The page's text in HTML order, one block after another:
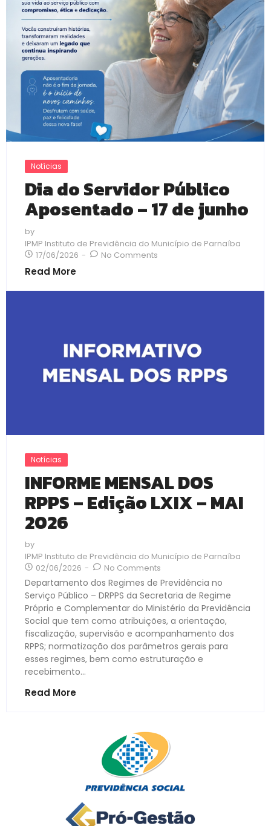
Notícias
Dia do Servidor Público
Aposentado – 17 de junho
by
IPMP Instituto de Previdência do Município de Parnaíba
17/06/2026 - No Comments
Read More
Notícias
INFORME MENSAL DOS
RPPS – Edição LXIX – MAI
2026
by
IPMP Instituto de Previdência do Município de Parnaíba
02/06/2026 - No Comments
Departamento dos Regimes de Previdência no
Serviço Público – DRPPS da Secretaria de Regime
Próprio e Complementar do Ministério da Previdência
Social que tem como atribuições, a orientação,
fiscalização, supervisão e acompanhamento dos
RPPS; normatização dos parâmetros gerais para
esses regimes, bem como estruturação e
recebimento...
Read More